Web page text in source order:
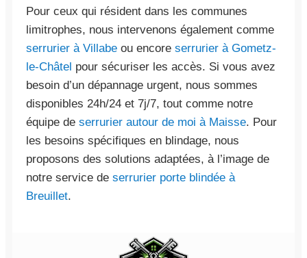
Pour ceux qui résident dans les communes
limitrophes, nous intervenons également comme
serrurier à Villabe ou encore serrurier à Gometz-
le-Châtel pour sécuriser les accès. Si vous avez
besoin d’un dépannage urgent, nous sommes
disponibles 24h/24 et 7j/7, tout comme notre
équipe de serrurier autour de moi à Maisse. Pour
les besoins spécifiques en blindage, nous
proposons des solutions adaptées, à l’image de
notre service de serrurier porte blindée à
Breuillet.